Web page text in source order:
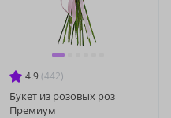
4.9 (442)
Букет из розовых роз
Премиум